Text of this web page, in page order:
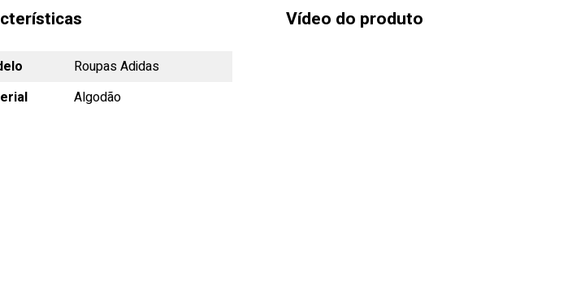
Roupas Adidas
Algodão
Vídeo do produto